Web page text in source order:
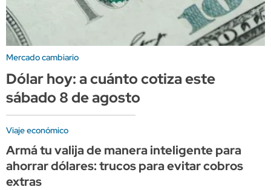
Mercado cambiario
Dólar hoy: a cuánto cotiza este
sábado 8 de agosto
Viaje económico
Armá tu valija de manera inteligente para
ahorrar dólares: trucos para evitar cobros
extras